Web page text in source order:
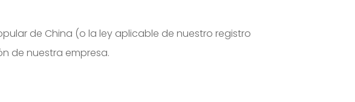
de China (o la ley aplicable de nuestro registro
de nuestra empresa.